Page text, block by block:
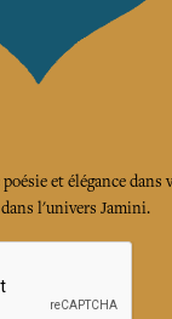
et élégance
l'univers Jamini.